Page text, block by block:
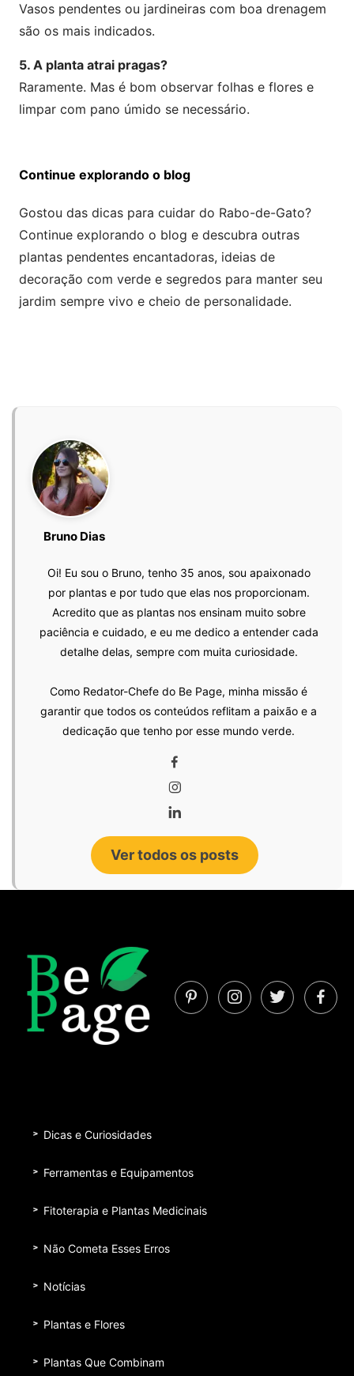
Vasos pendentes ou jardineiras com boa drenagem
são os mais indicados.
5. A planta atrai pragas?
Raramente. Mas é bom observar folhas e flores e
limpar com pano úmido se necessário.
Continue explorando o blog
Gostou das dicas para cuidar do Rabo-de-Gato?
Continue explorando o blog e descubra outras
plantas pendentes encantadoras, ideias de
decoração com verde e segredos para manter seu
jardim sempre vivo e cheio de personalidade.
Bruno Dias
Oi! Eu sou o Bruno, tenho 35 anos, sou apaixonado
por plantas e por tudo que elas nos proporcionam.
Acredito que as plantas nos ensinam muito sobre
paciência e cuidado, e eu me dedico a entender cada
detalhe delas, sempre com muita curiosidade.
Como Redator-Chefe do Be Page, minha missão é
garantir que todos os conteúdos reflitam a paixão e a
dedicação que tenho por esse mundo verde.
Ver todos os posts
Dicas e Curiosidades
Ferramentas e Equipamentos
Fitoterapia e Plantas Medicinais
Não Cometa Esses Erros
Notícias
Plantas e Flores
Plantas Que Combinam